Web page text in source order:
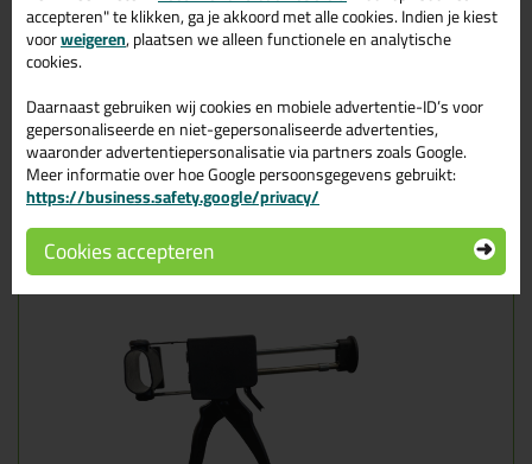
Breng de 2 componenten koker in het kitpistool. Schuif het
er helemaal in.
accepteren" te klikken, ga je akkoord met alle cookies. Indien je kiest
voorweigeren, plaatsen we alleen functionele en analytische
cookies.
Daarnaast gebruiken wij cookies en mobiele advertentie-ID’s voor
gepersonaliseerde en niet-gepersonaliseerde advertenties,
waaronder advertentiepersonalisatie via partners zoals Google.
Meer informatie over hoe Google persoonsgegevens gebruikt:
https://business.safety.google/privacy/
Cookies accepteren